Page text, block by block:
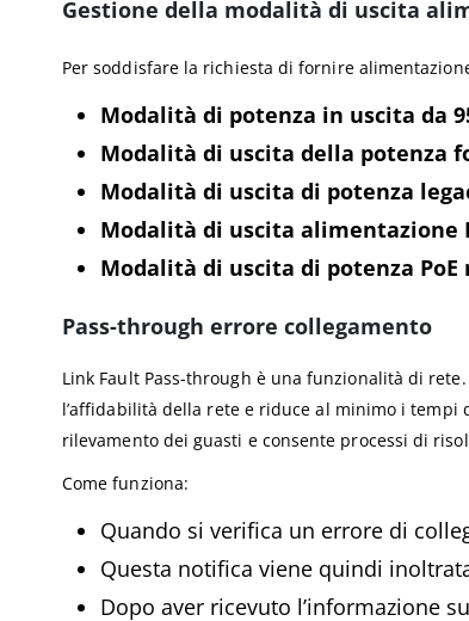
Gestione della modalità di uscita
Per soddisfare la richiesta di fornire
Modalità di potenza in uscita da
Modalità di uscita della potenza
Modalità di uscita di potenza
Modalità di uscita alimentazione
Modalità di uscita di potenza PoE
Pass-through errore collegamento
Link Fault Pass-through è una funzionalità di
l’affidabilità della rete e riduce al minimo i
rilevamento dei guasti e consente processi di
Come funziona:
Quando si verifica un errore di
Questa notifica viene quindi
Dopo aver ricevuto l’informazione